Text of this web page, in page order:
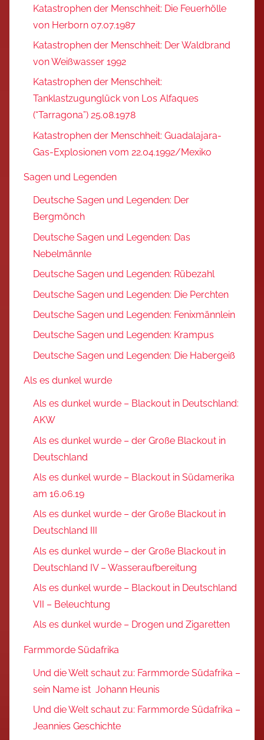
Katastrophen der Menschheit: Die Feuerhölle
von Herborn 07.07.1987
Katastrophen der Menschheit: Der Waldbrand
von Weißwasser 1992
Katastrophen der Menschheit:
Tanklastzugunglück von Los Alfaques
(“Tarragona”) 25.08.1978
Katastrophen der Menschheit: Guadalajara-
Gas-Explosionen vom 22.04.1992/Mexiko
Sagen und Legenden
Deutsche Sagen und Legenden: Der
Bergmönch
Deutsche Sagen und Legenden: Das
Nebelmännle
Deutsche Sagen und Legenden: Rübezahl
Deutsche Sagen und Legenden: Die Perchten
Deutsche Sagen und Legenden: Fenixmännlein
Deutsche Sagen und Legenden: Krampus
Deutsche Sagen und Legenden: Die Habergeiß
Als es dunkel wurde
Als es dunkel wurde – Blackout in Deutschland:
AKW
Als es dunkel wurde – der Große Blackout in
Deutschland
Als es dunkel wurde – Blackout in Südamerika
am 16.06.19
Als es dunkel wurde – der Große Blackout in
Deutschland III
Als es dunkel wurde – der Große Blackout in
Deutschland IV – Wasseraufbereitung
Als es dunkel wurde – Blackout in Deutschland
VII – Beleuchtung
Als es dunkel wurde – Drogen und Zigaretten
Farmmorde Südafrika
Und die Welt schaut zu: Farmmorde Südafrika –
sein Name ist Johann Heunis
Und die Welt schaut zu: Farmmorde Südafrika –
Jeannies Geschichte